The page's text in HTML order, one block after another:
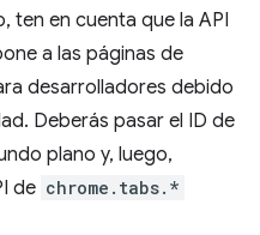
ten en cuenta que la API
a las páginas de
desarrolladores debido
Deberás pasar el ID de
plano y, luego,
de chrome.tabs.*